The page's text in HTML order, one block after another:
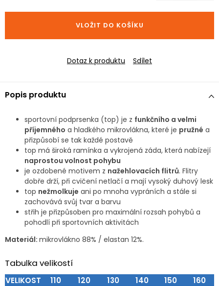
cena:
VLOŽIT DO KOŠÍKU
Dotaz k produktu Sdílet
Popis produktu
sportovní podprsenka (top) je z funkčního a velmi
příjemného a hladkého mikrovlákna, které je pružné a
přizpůsobí se tak každé postavě
top má široká ramínka a vykrojená záda, která nabízejí
naprostou volnost pohybu
je ozdobené motivem z nažehlovacích flitrů. Flitry
dobře drží, při cvičení netlačí a mají vysoký duhový lesk
top nežmolkuje ani po mnoha vypráních a stále si
zachovává svůj tvar a barvu
střih je přizpůsoben pro maximální rozsah pohybů a
pohodlí při sportovních aktivitách
Materiál: mikrovlákno 88% / elastan 12%.
Tabulka velikostí
VELIKOST 110 120 130 140 150 160